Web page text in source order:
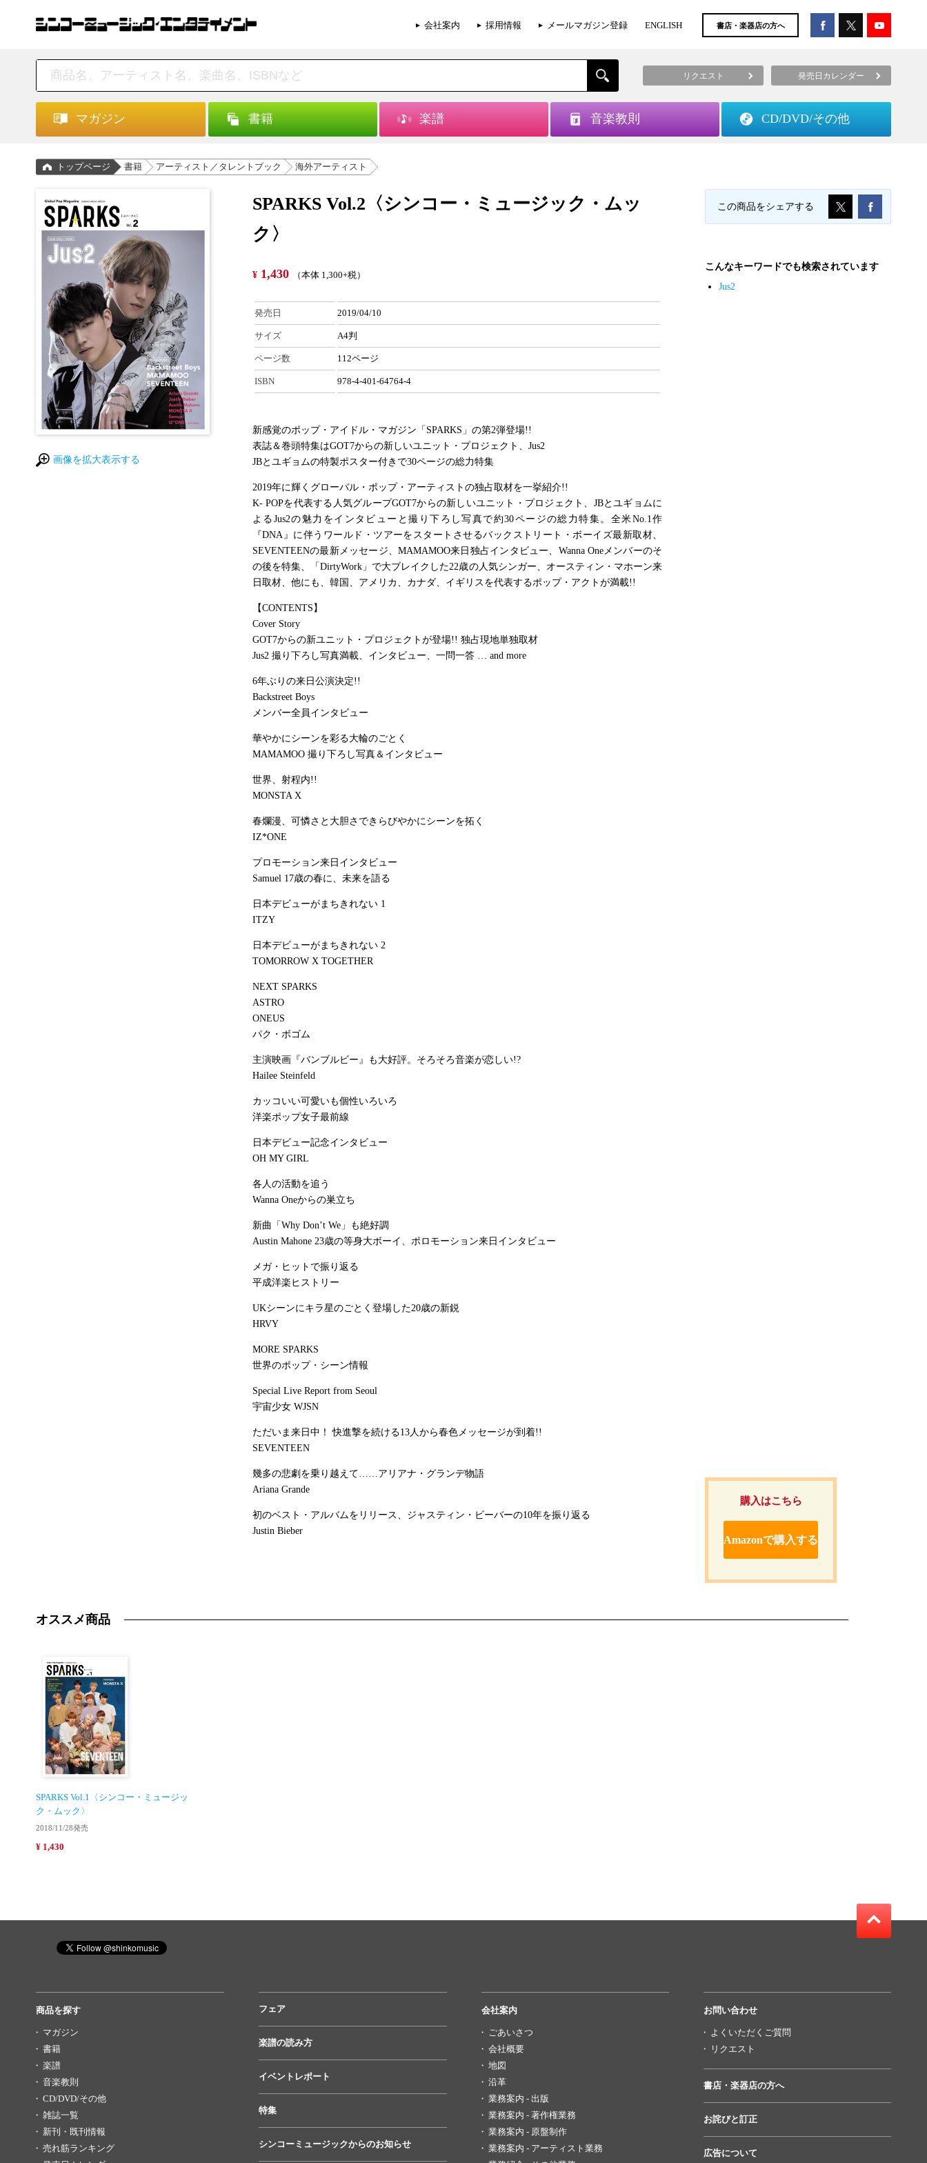
会社案内 採用情報 メールマガジン登録 ENGLISH 書店・楽器店の方へ
リクエスト 発売日カレンダー
マガジン 書籍 楽譜 音楽教則 CD/DVD/その他
トップページ 書籍 アーティスト／タレントブック 海外アーティスト
画像を拡大表示する
SPARKS Vol.2〈シンコー・ミュージック・ムッ
ク〉
¥ 1,430 （本体 1,300+税）
発売日 2019/04/10
サイズ A4判
ページ数 112ページ
ISBN 978-4-401-64764-4
新感覚のポップ・アイドル・マガジン「SPARKS」の第2弾登場!!
表誌＆巻頭特集はGOT7からの新しいユニット・プロジェクト、Jus2
JBとユギョムの特製ポスター付きで30ページの総力特集
2019年に輝くグローバル・ポップ・アーティストの独占取材を一挙紹介!!
K- POPを代表する人気グループGOT7からの新しいユニット・プロジェクト、JBとユギョムに
よるJus2の魅力をインタビューと撮り下ろし写真で約30ページの総力特集。全米No.1作
『DNA』に伴うワールド・ツアーをスタートさせるバックストリート・ボーイズ最新取材、
SEVENTEENの最新メッセージ、MAMAMOO来日独占インタビュー、Wanna Oneメンバーのそ
の後を特集、「DirtyWork」で大ブレイクした22歳の人気シンガー、オースティン・マホーン来
日取材、他にも、韓国、アメリカ、カナダ、イギリスを代表するポップ・アクトが満載!!
【CONTENTS】
Cover Story
GOT7からの新ユニット・プロジェクトが登場!! 独占現地単独取材
Jus2 撮り下ろし写真満載、インタビュー、一問一答 … and more
6年ぶりの来日公演決定!!
Backstreet Boys
メンバー全員インタビュー
華やかにシーンを彩る大輪のごとく
MAMAMOO 撮り下ろし写真＆インタビュー
世界、射程内!!
MONSTA X
春爛漫、可憐さと大胆さできらびやかにシーンを拓く
IZ*ONE
プロモーション来日インタビュー
Samuel 17歳の春に、未来を語る
日本デビューがまちきれない 1
ITZY
日本デビューがまちきれない 2
TOMORROW X TOGETHER
NEXT SPARKS
ASTRO
ONEUS
パク・ボゴム
主演映画『バンブルビー』も大好評。そろそろ音楽が恋しい!?
Hailee Steinfeld
カッコいい可愛いも個性いろいろ
洋楽ポップ女子最前線
日本デビュー記念インタビュー
OH MY GIRL
各人の活動を追う
Wanna Oneからの巣立ち
新曲「Why Don’t We」も絶好調
Austin Mahone 23歳の等身大ボーイ、ポロモーション来日インタビュー
メガ・ヒットで振り返る
平成洋楽ヒストリー
UKシーンにキラ星のごとく登場した20歳の新鋭
HRVY
MORE SPARKS
世界のポップ・シーン情報
Special Live Report from Seoul
宇宙少女 WJSN
ただいま来日中！ 快進撃を続ける13人から春色メッセージが到着!!
SEVENTEEN
幾多の悲劇を乗り越えて……アリアナ・グランデ物語
Ariana Grande
初のベスト・アルバムをリリース、ジャスティン・ビーバーの10年を振り返る
Justin Bieber
購入はこちら
Amazonで購入する
この商品をシェアする
こんなキーワードでも検索されています
Jus2
オススメ商品
SPARKS Vol.1〈シンコー・ミュージッ
ク・ムック〉
2018/11/28発売
¥ 1,430
商品を探す
マガジン
書籍
楽譜
音楽教則
CD/DVD/その他
雑誌一覧
新刊・既刊情報
売れ筋ランキング
フェア
楽譜の読み方
イベントレポート
特集
シンコーミュージックからのお知らせ
会社案内
ごあいさつ
会社概要
地図
沿革
業務案内 - 出版
業務案内 - 著作権業務
業務案内 - 原盤制作
業務案内 - アーティスト業務
お問い合わせ
よくいただくご質問
リクエスト
書店・楽器店の方へ
お詫びと訂正
広告について